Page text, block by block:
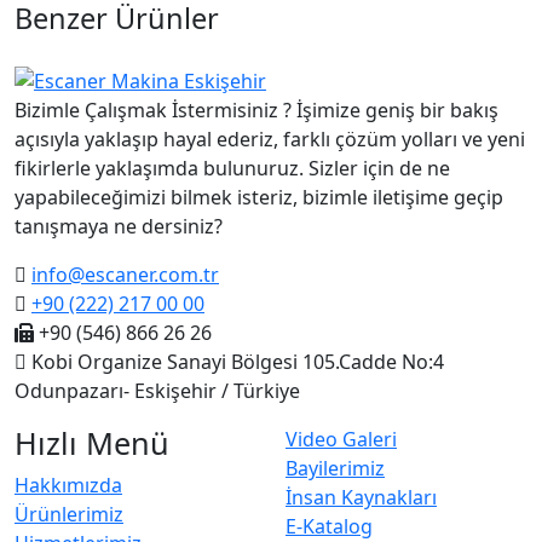
Benzer Ürünler
Bizimle Çalışmak İstermisiniz ? İşimize geniş bir bakış
açısıyla yaklaşıp hayal ederiz, farklı çözüm yolları ve yeni
fikirlerle yaklaşımda bulunuruz. Sizler için de ne
yapabileceğimizi bilmek isteriz, bizimle iletişime geçip
tanışmaya ne dersiniz?
info@escaner.com.tr
+90 (222) 217 00 00
+90 (546) 866 26 26
Kobi Organize Sanayi Bölgesi 105.Cadde No:4
Odunpazarı- Eskişehir / Türkiye
Hızlı Menü
Hakkımızda
Ürünlerimiz
Video Galeri
Bayilerimiz
İnsan Kaynakları
E-Katalog